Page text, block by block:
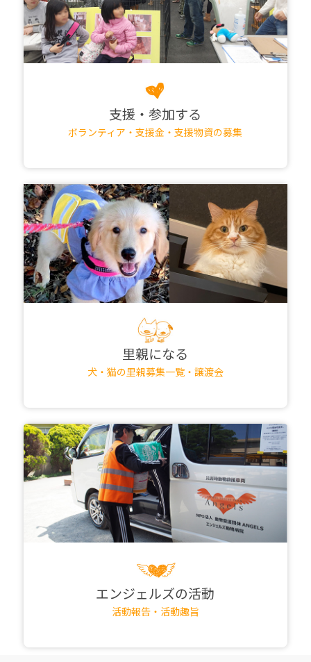
支援・参加する
ボランティア・支援金・支援物資の募集
里親になる
犬・猫の里親募集一覧・譲渡会
エンジェルズの活動
活動報告・活動趣旨